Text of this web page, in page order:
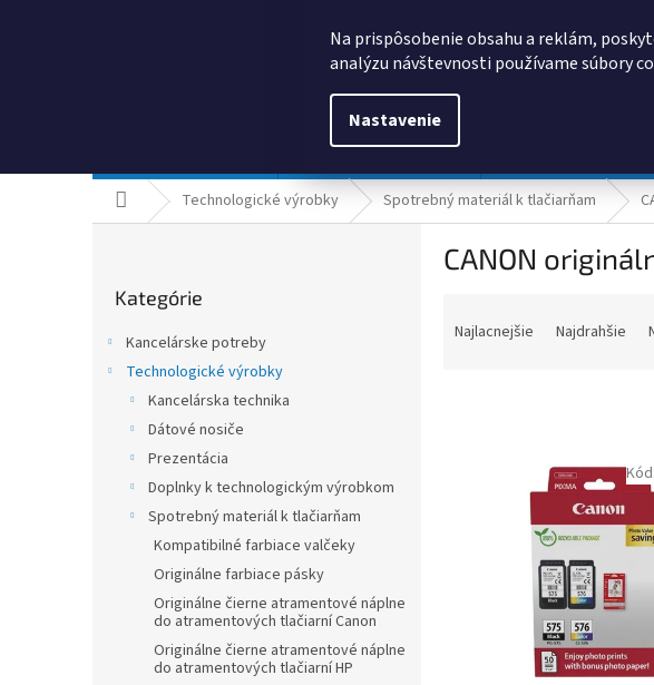
Na prispôsobenie obsahu a reklám,
analýzu návštevnosti používame súbory
Nastavenie
Domov Technologické výrobky Spotrebný materiál k tlačiarňam
kategórie
Kategórie
Kancelárske potreby
Technologické výrobky
Kancelárska technika
Dátové nosiče
Prezentácia
Doplnky k technologickým výrobkom
Spotrebný materiál k tlačiarňam
Kompatibilné farbiace valčeky
Originálne farbiace pásky
Originálne čierne atramentové náplne
do atramentových tlačiarní Canon
Originálne čierne atramentové náplne
do atramentových tlačiarní HP
CANON
Najlacnejšie Najdrahšie
Kód: